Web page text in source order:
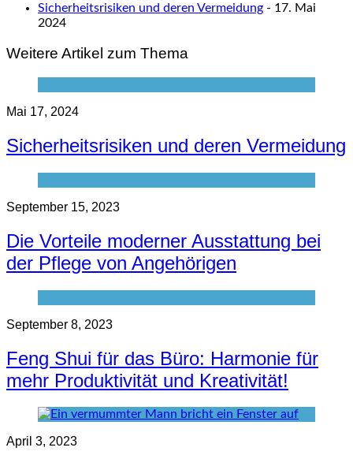
Sicherheitsrisiken und deren Vermeidung - 17. Mai
2024
Weitere Artikel zum Thema
Mai 17, 2024
Sicherheitsrisiken und deren Vermeidung
September 15, 2023
Die Vorteile moderner Ausstattung bei
der Pflege von Angehörigen
September 8, 2023
Feng Shui für das Büro: Harmonie für
mehr Produktivität und Kreativität!
April 3, 2023